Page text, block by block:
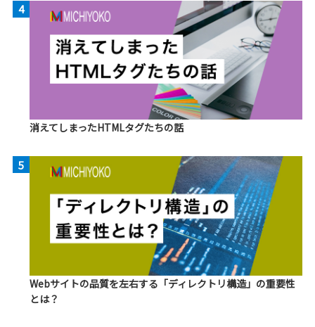
4
消えてしまったHTMLタグたちの話
5
Webサイトの品質を左右する「ディレクトリ構造」の重要性
とは？